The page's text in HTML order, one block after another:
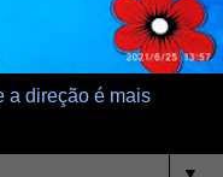
a direção é mais